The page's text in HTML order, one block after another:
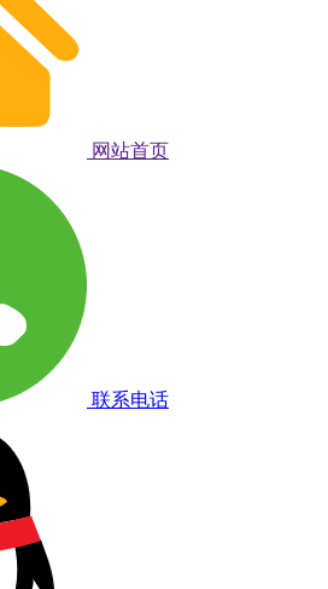
网站首页
联系电话